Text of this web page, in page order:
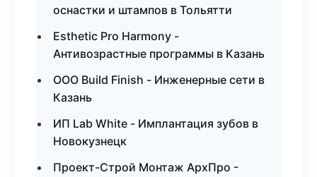
оснастки и штампов в Тольятти
Esthetic Pro Harmony -
Антивозрастные программы в Казань
ООО Build Finish - Инженерные сети в
Казань
ИП Lab White - Имплантация зубов в
Новокузнецк
Проект-Строй Монтаж АрхПро -